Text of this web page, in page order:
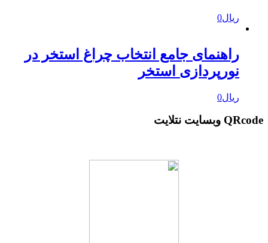
ریال0
راهنمای جامع انتخاب چراغ استخر در
نورپردازی استخر
ریال0
QRcode وبسایت نتلایت